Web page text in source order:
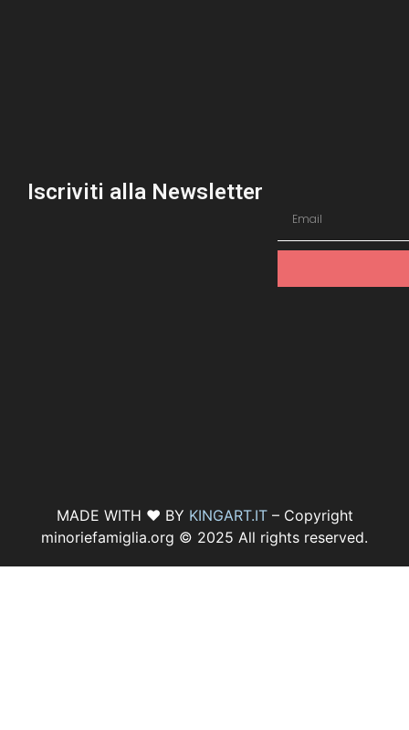
Iscriviti alla Newsletter
MADE WITH ♥ BY KINGART.IT– Copyright
minoriefamiglia.org © 2025 All rights reserved.